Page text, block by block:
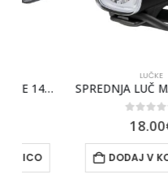
SPREDNJA LUČ MAGICSHINE ALLTY 200 – 200 LM
out of 5
DODAJ V KOŠARICO